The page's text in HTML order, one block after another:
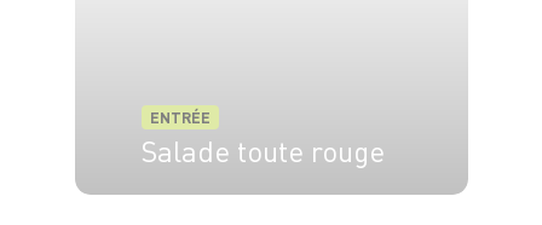
ENTRÉE
Salade toute rouge